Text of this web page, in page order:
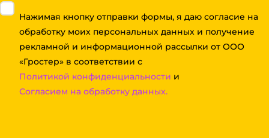
Нажимая кнопку отправки формы, я даю согласие на
обработку моих персональных данных и получение
рекламной и информационной рассылки от ООО
«Гростер» в соответствии с
Политикой конфиденциальности и
Согласием на обработку данных.